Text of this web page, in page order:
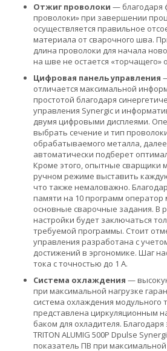
Отжиг проволоки — благодаря
проволоки» при завершении
осуществляется правильное
материала от сварочного шва.
длина проволоки для начала
на шве не остается «торчащего»
Цифровая панель управления
отличается максимальной
простотой благодаря
управления Synergic и
двумя цифровыми дисплеями.
выбрать сечение и тип
обрабатываемого металла,
автоматически подберет
Кроме этого, опытные сварщики
ручном режиме выставить
что также немаловажно.
памяти на 10 программ
основные сварочные задания. В
настройки будет заключаться
требуемой программы. Стоит
управления разработана с
достижений в эргономике. Шаг
тока с точностью до 1 А.
Система охлаждения —
при максимальной нагрузке
система охлаждения модульного
представлена циркуляционным
баком для охладителя.
TRITON ALUMIG 500P Dpulse
показатель ПВ при